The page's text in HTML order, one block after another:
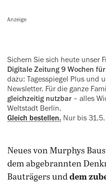
Anzeige
Sichern Sie sich heute unser
Digitale ‍Zeitung 9 Wochen
dazu: Tagesspiegel Plus und
Newsletter. Für die ganze
gleichzeitig nutzbar – alles
Weltstadt Berlin.
Gleich bestellen. Nur bis 31.5.
Neues von Murphys
dem abgebrannten
Bauträgers und dem